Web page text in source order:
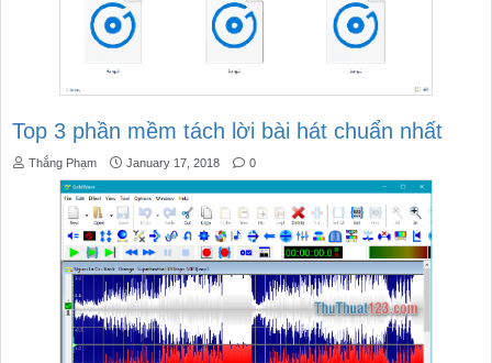
Top 3 phần mềm tách lời bài hát chuẩn nhất
Thắng Phạm January 17, 2018 0